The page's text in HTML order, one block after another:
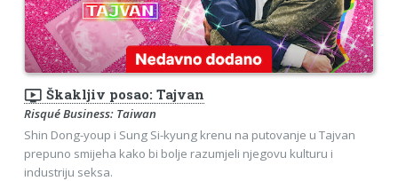
ondemand_video Škakljiv posao: Tajvan
Risqué Business: Taiwan
Shin Dong-youp i Sung Si-kyung krenu na putovanje u Tajvan
prepuno smijeha kako bi bolje razumjeli njegovu kulturu i
industriju seksa.